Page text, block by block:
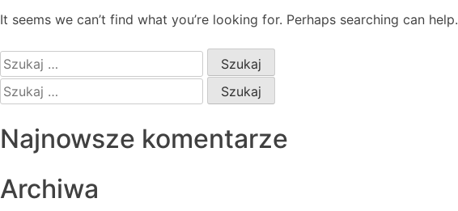
It seems we can’t find what you’re looking for. Perhaps searching can help.
Najnowsze komentarze
Archiwa